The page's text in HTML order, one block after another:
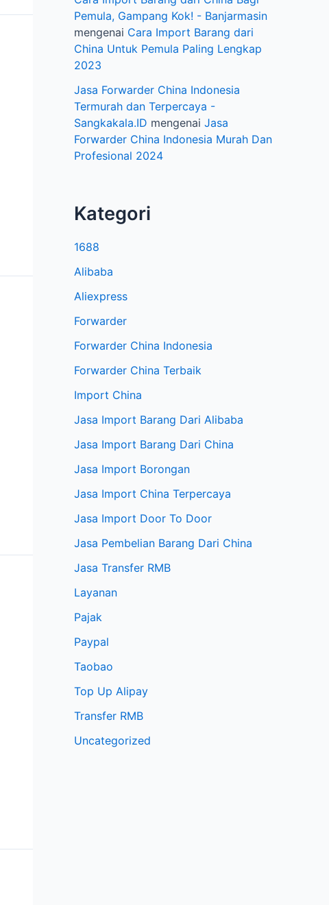
Pemula, Gampang Kok! - Banjarmasin
mengenai Cara Import Barang dari
China Untuk Pemula Paling Lengkap
2023
Jasa Forwarder China Indonesia
Termurah dan Terpercaya -
Sangkakala.ID mengenai Jasa
Forwarder China Indonesia Murah Dan
Profesional 2024
Kategori
1688
Alibaba
Aliexpress
Forwarder
Forwarder China Indonesia
Forwarder China Terbaik
Import China
Jasa Import Barang Dari Alibaba
Jasa Import Barang Dari China
Jasa Import Borongan
Jasa Import China Terpercaya
Jasa Import Door To Door
Jasa Pembelian Barang Dari China
Jasa Transfer RMB
Layanan
Pajak
Paypal
Taobao
Top Up Alipay
Transfer RMB
Uncategorized